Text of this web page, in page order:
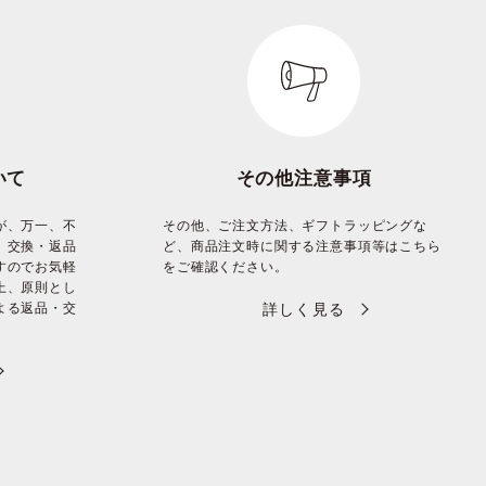
て
、万一、不
交換・返品
のでお気軽
、原則とし
る返品・交
その他注意事項
その他、ご注文方法、ギフトラッピングな
ど、商品注文時に関する注意事項等はこちら
をご確認ください。
詳しく見る